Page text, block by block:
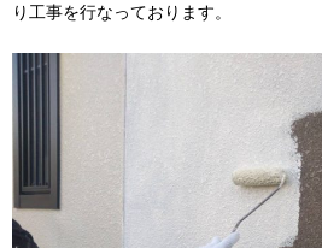
り工事を行なっております。